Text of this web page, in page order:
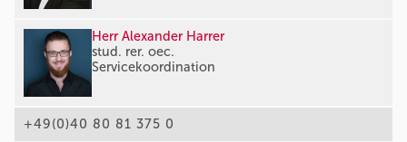
Herr Alexander Harrer
stud. rer. oec.
Servicekoordination
+49(0)40 80 81 375 0